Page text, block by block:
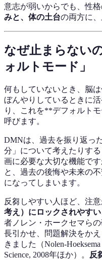
意志が弱いからでも、性
みと、体の土台の両方に、
なぜ止まらな
ォルトモード」
何もしていないとき、脳
ぼんやりしているときに
り、これを**デフォルト
呼びます。
DMNは、過去を振り返っ
分」について考えたりす
画に必要な大切な機能で
と、過去の後悔や未来の
になってしまいます。
反芻しやすい人ほど、注
考え）にロックされやすい
者ノレン・ホークセマら
長引かせ、問題解決をか
きました（Nolen-Hoeksema
Science, 2008年ほか）。 反